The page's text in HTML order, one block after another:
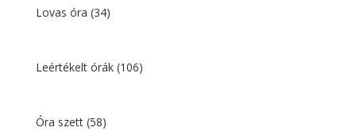
Lovas óra (34)
Leértékelt órák (106)
Óra szett (58)